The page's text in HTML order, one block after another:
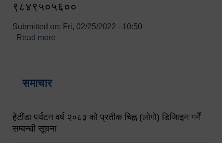
९८४९५०५६००
Submitted on: Fri, 02/25/2022 - 10:50
Read more
समाचार
हेटौंडा पर्यटन वर्ष २०८३ को प्रतीक चिह्न (लोगो) डिजिाइन गर्ने
सम्बन्धी सूचना